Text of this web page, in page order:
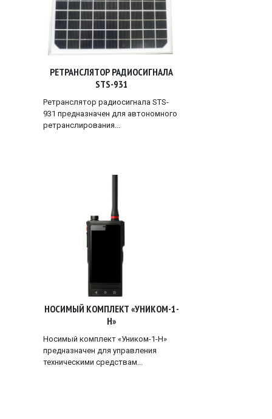
РЕТРАНСЛЯТОР РАДИОСИГНАЛА
STS-931
Ретранслятор радиосигнала STS-
931 предназначен для автономного
ретранслирования...
НОСИМЫЙ КОМПЛЕКТ «УНИКОМ-1-
Н»
Носимый комплект «Уником-1-Н»
предназначен для управления
техническими средствам...